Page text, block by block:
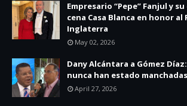
Empresario “Pepe” Fanjul y
cena Casa Blanca en honor al
Inglaterra
May 02, 2026
Dany Alcántara a Gómez
nunca han estado
April 27, 2026